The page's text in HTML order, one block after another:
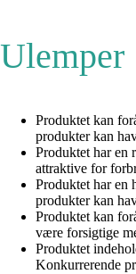
Ulemper
Produktet kan
produkter kan
Produktet har en
attraktive for
Produktet har en
produkter kan
Produktet kan
være forsigtige
Produktet
Konkurrerende